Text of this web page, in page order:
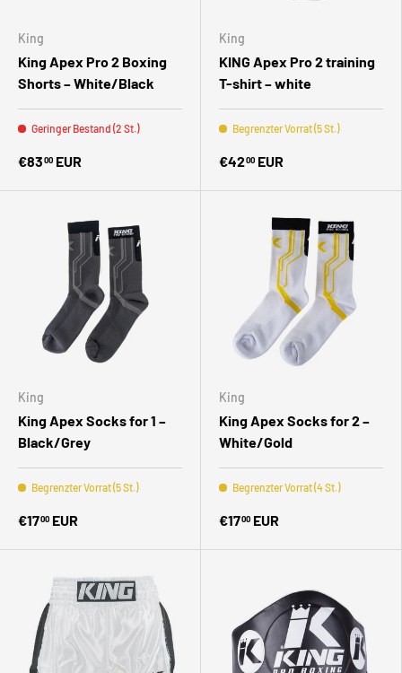
King
King Apex Pro 2 Boxing
Shorts – White/Black
Geringer Bestand (2 St.)
€8300 EUR
King
KING Apex Pro 2 training
T-shirt – white
Begrenzter Vorrat (5 St.)
€4200 EUR
King
King Apex Socks for 1 –
Black/Grey
Begrenzter Vorrat (5 St.)
€1700 EUR
King
King Apex Socks for 2 –
White/Gold
Begrenzter Vorrat (4 St.)
€1700 EUR